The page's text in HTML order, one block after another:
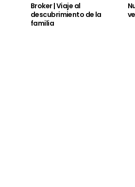
Broker | Viaje al
descubrimiento de la
familia